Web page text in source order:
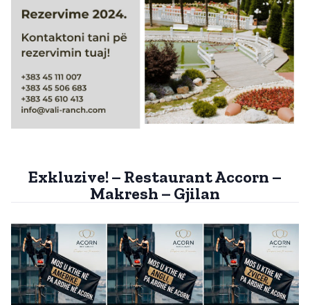
Exkluzive! – Restaurant Accorn –
Makresh – Gjilan